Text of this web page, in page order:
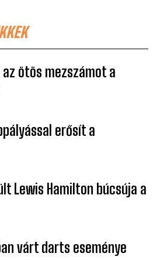
ötös mezszámot a
erősít a
Lewis Hamilton búcsúja a
várt darts eseménye